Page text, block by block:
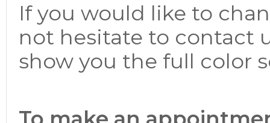
If you would like to
not hesitate to contact
show you the full color